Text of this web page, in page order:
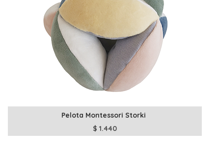
Pelota Montessori Storki
$1.440